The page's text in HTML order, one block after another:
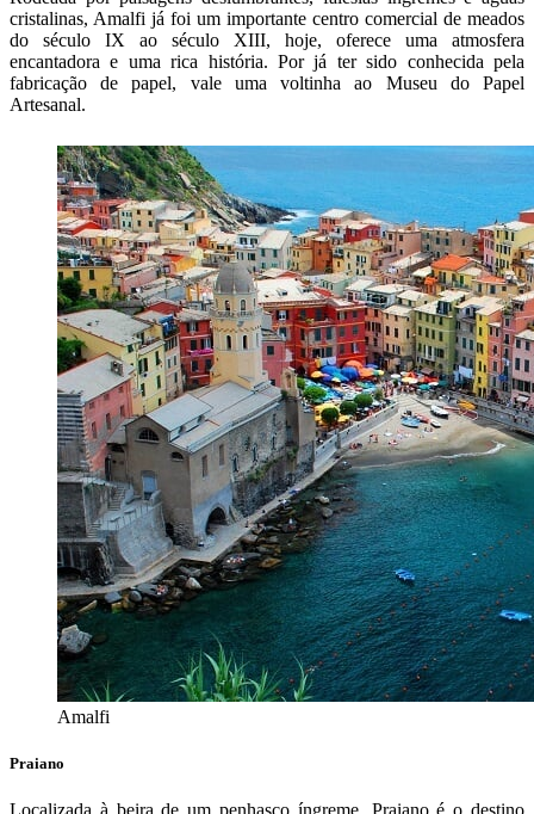
cristalinas, Amalfi já foi um importante centro comercial de meados
do século IX ao século XIII, hoje, oferece uma atmosfera
encantadora e uma rica história. Por já ter sido conhecida pela
fabricação de papel, vale uma voltinha ao Museu do Papel
Artesanal.
Amalfi
Praiano